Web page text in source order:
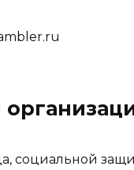
социальной